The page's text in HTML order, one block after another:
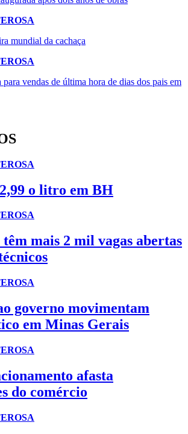
mundial da cachaça
vendas de última hora de dias dos pais em
o litro em BH
mais 2 mil vagas abertas
governo movimentam
em Minas Gerais
afasta
do comércio